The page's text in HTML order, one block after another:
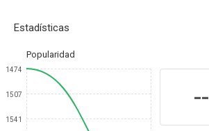
Estadísticas
Popularidad
1474
1507
1541
--